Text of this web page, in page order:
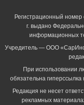
Регистрационный
г. выдано
информационных
Учредитель — ООО
При использовании
обязательна гиперссылка
Редакция не несет
рекламных